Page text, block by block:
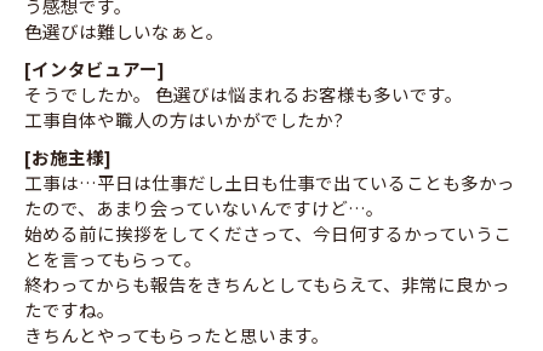
う感想です。
色選びは難しいなぁと。
[インタビュアー]
そうでしたか。 色選びは悩まれるお客様も多いです。
工事自体や職人の方はいかがでしたか?
[お施主様]
工事は…平日は仕事だし土日も仕事で出ていることも多かっ
たので、あまり会っていないんですけど…。
始める前に挨拶をしてくださって、今日何するかっていうこ
とを言ってもらって。
終わってからも報告をきちんとしてもらえて、非常に良かっ
たですね。
きちんとやってもらったと思います。